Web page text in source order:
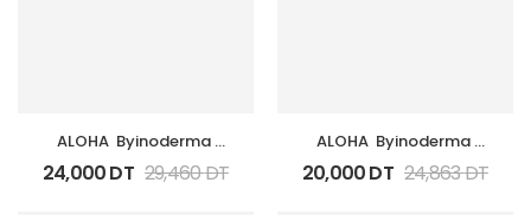
ALOHA  Byinoderma
Huile Au Monoi Gold
100Ml Paillet
24,000DT 29,460DT
ALOHA  Byinoderma
Huile Au Monoi 100Ml
20,000DT 24,863DT